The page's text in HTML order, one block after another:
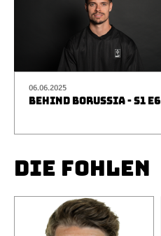
06.06.2025
BEHIND BORUSSIA - S1 E6
DIE FOHLEN